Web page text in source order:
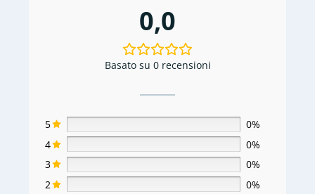
0,0
Basato su 0 recensioni
5
0%
4
0%
3
0%
2
0%